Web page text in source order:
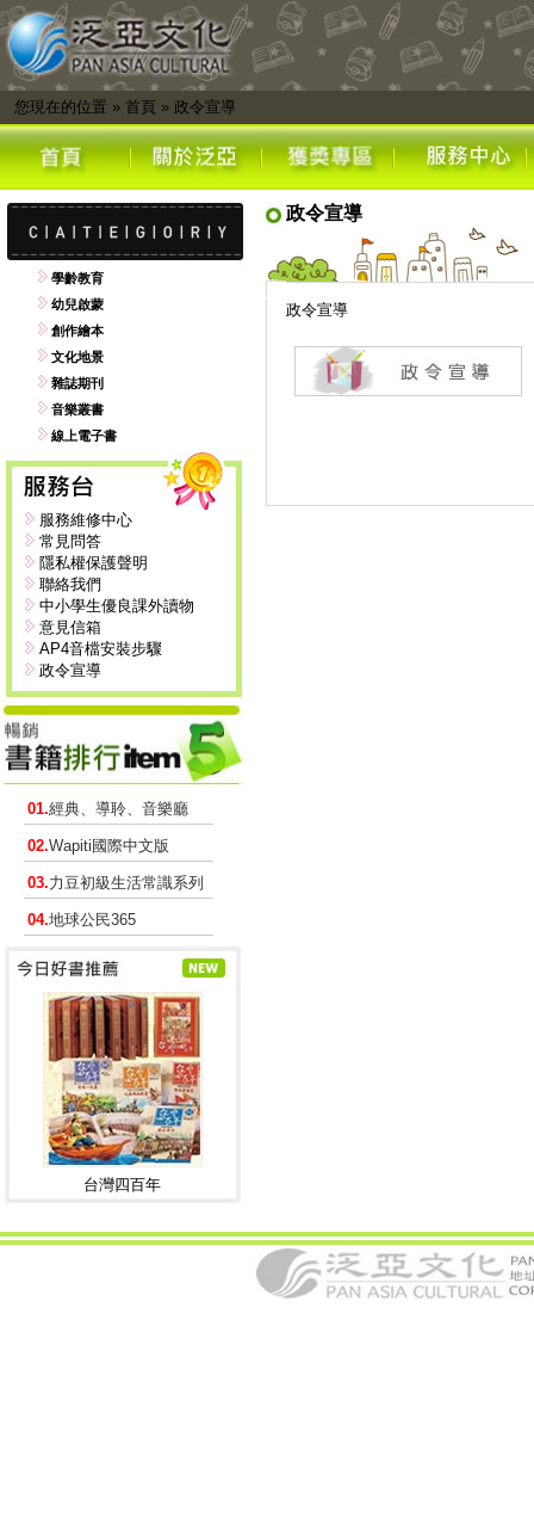
您現在的位置 » 首頁 » 政令宣導
學齡教育
幼兒啟蒙
創作繪本
文化地景
雜誌期刊
音樂叢書
線上電子書
服務維修中心
常見問答
隱私權保護聲明
聯絡我們
中小學生優良課外讀物
意見信箱
AP4音檔安裝步驟
政令宣導
01.經典、導聆、音樂廳
02.Wapiti國際中文版
03.力豆初級生活常識系列
04.地球公民365
台灣四百年
政令宣導
政令宣導